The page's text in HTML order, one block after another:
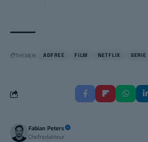
THEMEN: ADFREE FILM NETFLIX SERIE
Fabian Peters
Chefredakteur